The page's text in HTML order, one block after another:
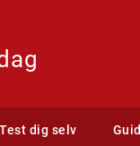
Test dig selv